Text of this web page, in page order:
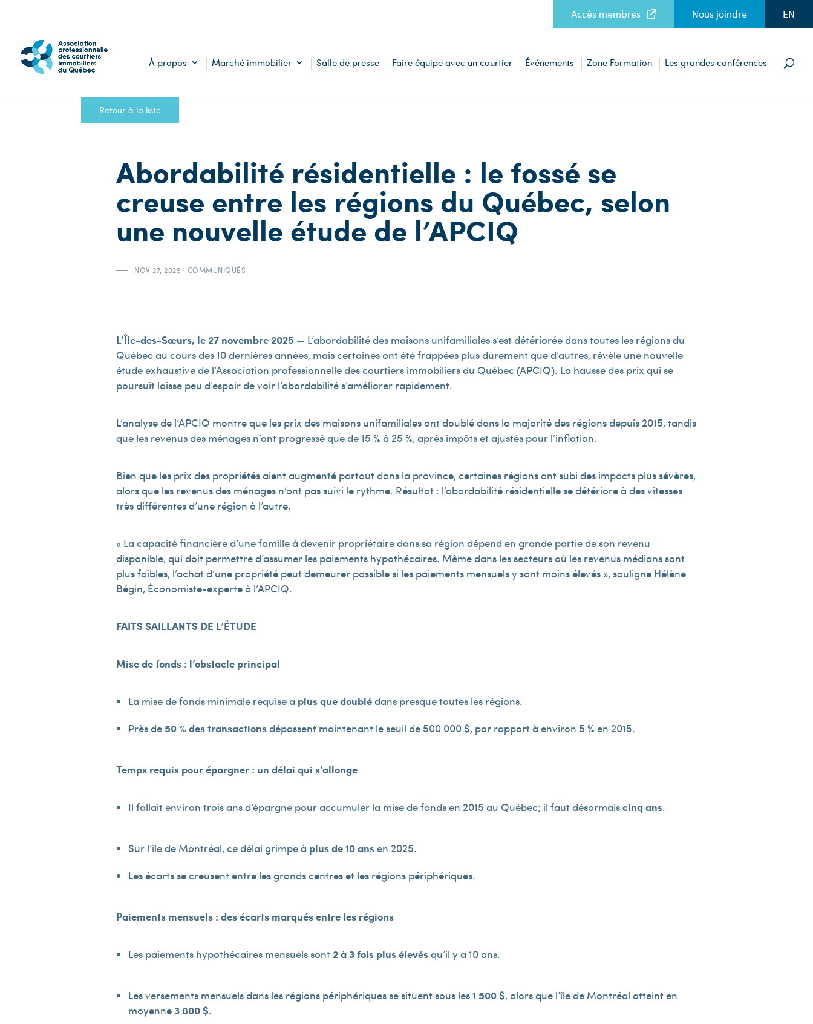
Accès membres Nous joindre EN
À propos Marché immobilier Salle de presse Faire équipe avec un courtier Événements Zone Formation Les grandes conférences
Retour à la liste
Abordabilité résidentielle : le fossé se
creuse entre les régions du Québec, selon
une nouvelle étude de l’APCIQ
NOV 27, 2025 | COMMUNIQUÉS
L’Île-des-Sœurs, le 27 novembre 2025 — L’abordabilité des maisons unifamiliales s’est détériorée dans toutes les régions du
Québec au cours des 10 dernières années, mais certaines ont été frappées plus durement que d’autres, révèle une nouvelle
étude exhaustive de l’Association professionnelle des courtiers immobiliers du Québec (APCIQ). La hausse des prix qui se
poursuit laisse peu d’espoir de voir l’abordabilité s’améliorer rapidement.
L’analyse de l’APCIQ montre que les prix des maisons unifamiliales ont doublé dans la majorité des régions depuis 2015, tandis
que les revenus des ménages n’ont progressé que de 15 % à 25 %, après impôts et ajustés pour l’inflation.
Bien que les prix des propriétés aient augmenté partout dans la province, certaines régions ont subi des impacts plus sévères,
alors que les revenus des ménages n’ont pas suivi le rythme. Résultat : l’abordabilité résidentielle se détériore à des vitesses
très différentes d’une région à l’autre.
« La capacité financière d’une famille à devenir propriétaire dans sa région dépend en grande partie de son revenu
disponible, qui doit permettre d’assumer les paiements hypothécaires. Même dans les secteurs où les revenus médians sont
plus faibles, l’achat d’une propriété peut demeurer possible si les paiements mensuels y sont moins élevés », souligne Hélène
Bégin, Économiste-experte à l’APCIQ.
FAITS SAILLANTS DE L’ÉTUDE
Mise de fonds : l’obstacle principal
La mise de fonds minimale requise a plus que doublédans presque toutes les régions.
Près de 50 % des transactionsdépassent maintenant le seuil de 500 000 $, par rapport à environ 5 % en 2015.
Temps requis pour épargner : un délai qui s’allonge
Il fallait environ trois ans d’épargne pour accumuler la mise de fonds en 2015 au Québec; il faut désormaiscinq ans.
Sur l’île de Montréal, ce délai grimpe à plus de 10 ansen 2025.
Les écarts se creusent entre les grands centres et les régions périphériques.
Paiements mensuels : des écarts marqués entre les régions
Les paiements hypothécaires mensuels sont 2 à 3 fois plus élevésqu’il y a 10 ans.
Les versements mensuels dans les régions périphériques se situent sous les1 500 $, alors que l’île de Montréal atteint en
moyenne3 800 $.